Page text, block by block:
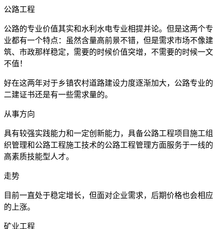
公路工程
公路的专业价值其实和水利水电专业相提并论。但是这两个专
业都有一个特点：虽然含量高前景不错，但是需求市场不像建
筑、市政那样稳定，需要的时候价值突增，不需要的时候一文
不值！
好在这两年对于乡镇农村道路建设力度逐渐加大，公路专业的
二建证书还是有一些需求量的。
从事方向
具有较强实践能力和一定创新能力，具备公路工程项目施工组
织管理和公路工程施工技术的公路工程管理方面服务于一线的
高素质技能型人才。
走势
目前一直处于稳定增长，但面对企业需求，后期价格也会相应
的上涨。
矿业工程